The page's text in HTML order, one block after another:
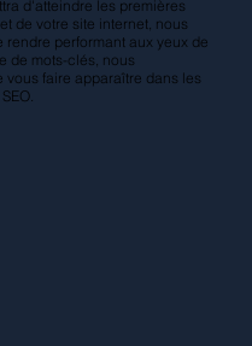
d'atteindre les premières
de votre site internet, nous
performant aux yeux de
de mots-clés, nous
faire apparaître dans les